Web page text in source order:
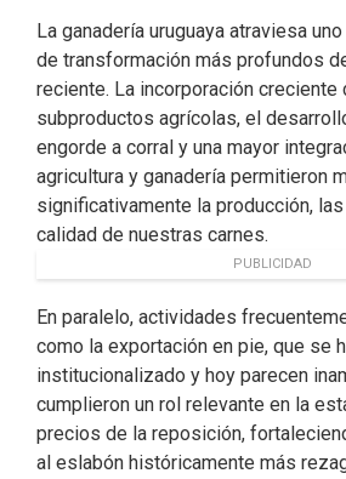
La ganadería uruguaya atraviesa
de transformación más profundos
reciente. La incorporación creciente
subproductos agrícolas, el
engorde a corral y una mayor
agricultura y ganadería permitieron
significativamente la producción,
calidad de nuestras carnes.
PUBLICIDAD
En paralelo, actividades
como la exportación en pie, que se
institucionalizado y hoy parecen
cumplieron un rol relevante en la
precios de la reposición,
al eslabón históricamente más